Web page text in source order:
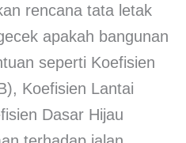
rencana tata letak
apakah bangunan
seperti Koefisien
Koefisien Lantai
Dasar Hijau